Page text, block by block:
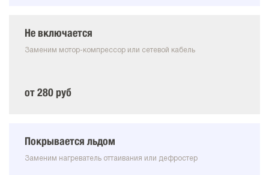
Не включается
Заменим мотор-компрессор или сетевой кабель
от 280 руб
Покрывается льдом
Заменим нагреватель оттаивания или дефростер